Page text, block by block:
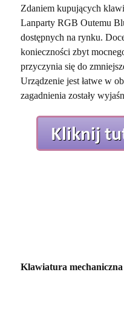
Zdaniem kupujących
Lanparty RGB Outemu
dostępnych na rynku.
konieczności zbyt
przyczynia się do
Urządzenie jest łatwe w
zagadnienia zostały
Klawiatura mechaniczna